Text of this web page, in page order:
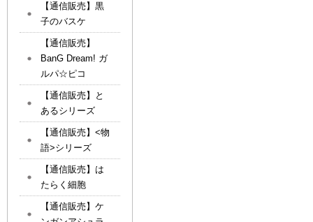
【通信販売】黒
子のバスケ
【通信販売】
BanG Dream! ガ
ルパ☆ピコ
【通信販売】と
あるシリーズ
【通信販売】<物
語>シリーズ
【通信販売】は
たらく細胞
【通信販売】ケ